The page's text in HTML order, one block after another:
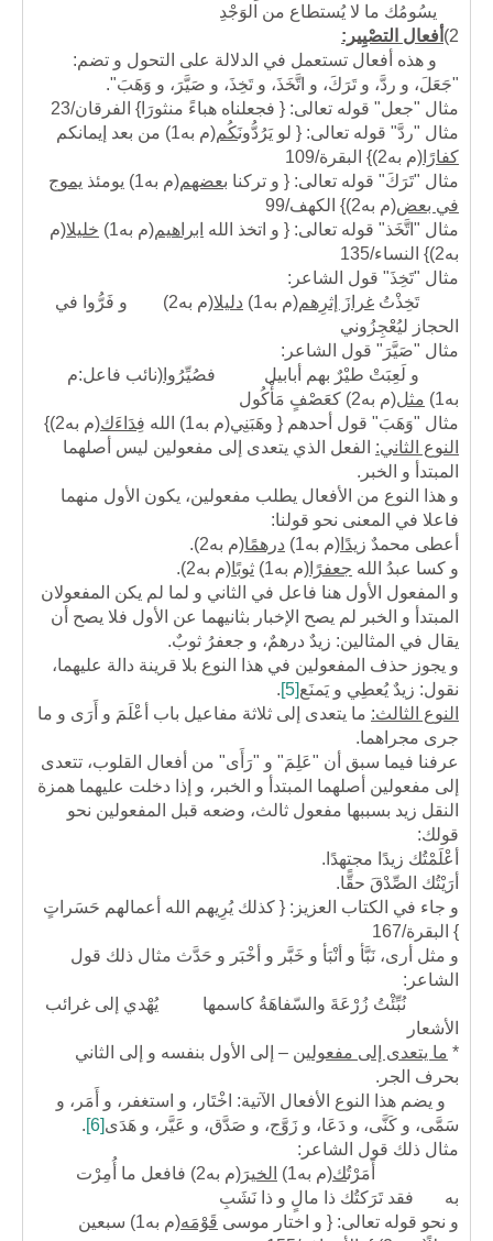
يسُومُك ما لا يُستطاع من الوَجْدِ
2)
أفعال التصْيِير:
و هذه أفعال تستعمل في الدلالة على التحول و تضم:
"جَعَلَ، و ردَّ، و تَرَكَ، و اتَّخَذَ، و تَخِذَ، و صَيَّرَ، و وَهَبَ".
مثال "جعل" قوله تعالى: { فجعلناه هباءً منثورَا} الفرقان/23
مثال "ردَّ" قوله تعالى: { لو يَرُدُّونَكُم(م به1)
من بعد إيمانكم
كفارًا (م به2)
} البقرة/109
مثال "تَرَكَ" قوله تعالى: { و تركنا بعضهم(م به1) يومئذ يموج
في بعض(م به2)
} الكهف/99
مثال "اتَّخَذ" قوله تعالى: { و اتخذ الله ابراهيم(م به1) خليلا(م
به2)
} النساء/135
مثال "تَخِذَ" قول الشاعر:
تَخِذْتُ غرازَ إثرِهم(م به1) دليلا(م به2)
و فَرُّوا في
الحجاز ليُعْجِزُوني
مثال "صَيَّرَ" قول الشاعر:
و لَعِبَتْ طيْرٌ بهم أبابيل فصُيِّرُوا (نائب فاعل:م
به1)
مثل(م به2)
كعَصْفٍ مَأْكُول
مثال "وَهَبَ" قول أحدهم { وهَبَنِي(م به1) الله فِدَاءَك(م به2)
}
النوع الثاني: الفعل الذي يتعدى إلى مفعولين ليس أصلهما
المبتدأ و الخبر.
و هذا النوع من الأفعال يطلب مفعولين، يكون الأول منهما
فاعلا في المعنى نحو قولنا:
أعطى محمدٌ زيدًا (م به1) درهمًا(م به2)
.
و كسا عبدُ الله جعفرًا (م به1) ثوبًا(م به2)
.
و المفعول الأول هنا فاعل في الثاني و لما لم يكن المفعولان
المبتدأ و الخبر لم يصح الإخبار بثانيهما عن الأول فلا يصح أن
يقال في المثالين: زيدٌ درهمٌ، و جعفرُ ثوبٌ.
و يجوز حذف المفعولين في هذا النوع بلا قرينة دالة عليهما،
نقول: زيدٌ يُعطِي و يَمنَع[5]
.
النوع الثالث: ما يتعدى إلى ثلاثة مفاعيل باب أعْلَمَ و أَرَى و ما
جرى مجراهما.
عرفنا فيما سبق أن "عَلِمَ" و "رَأَى" من أفعال القلوب، تتعدى
إلى مفعولين أصلهما المبتدأ و الخبر، و إذا دخلت عليهما همزة
النقل زيد بسببها مفعول ثالث، وضعه قبل المفعولين نحو
قولك:
أعْلَمْتُك زيدًا مجتهدًا.
أرَيْتُك الصِّدْقَ حقًّا.
و جاء في الكتاب العزيز: { كذلك يُرِيهم الله أعمالهم حَسَراتٍ
} البقرة/167
و مثل أرى، نَبَّأ و أنْبَأ و خَبَّر و أخْبَر و حَدَّث مثال ذلك قول
الشاعر:
نُبِّئْتُ زُرْعَةَ والسّفاهَةُ كاسمها يُهْدي إلى غرائب
الأشعار
* ما يتعدى إلى مفعولين – إلى الأول بنفسه و إلى الثاني
بحرف الجر.
و يضم هذا النوع الأفعال الآتية: اخْتَار، و استغفر، و أَمَر، و
سَمَّى، و كَنَّى، و دَعَا، و زَوَّج، و صَدَّق، و عَيَّر، و هَدَى[6]
.
مثال ذلك قول الشاعر:
أَمَرْتُك(م به1) الخير(م به2)
فافعل ما أُمِرْت
به فقد تَرَكتُك ذا مالٍ و ذا نَشَبِ
و نحو قوله تعالى: { و اختار موسى قَوْمَه(م به1)
سبعين